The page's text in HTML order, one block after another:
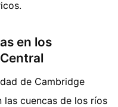
en los
de Cambridge
las cuencas de los ríos